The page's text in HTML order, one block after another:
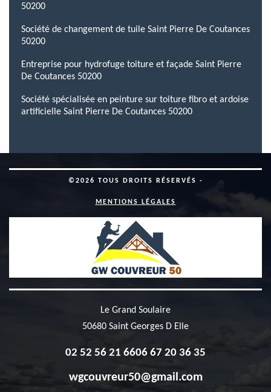
50200
Société de changement de tuile Saint Pierre De Coutances
50200
Entreprise pour hydrofuge toiture et façade Saint Pierre
De Coutances 50200
Société spécialisée en peinture sur toiture fibro et ardoise
artificielle Saint Pierre De Coutances 50200
©2026 TOUS DROITS RÉSERVÉS -
MENTIONS LÉGALES
Le Grand Soulaire
50680 Saint Georges D Elle
02 52 56 21 6606 67 20 36 35
wgcouvreur50@gmail.com